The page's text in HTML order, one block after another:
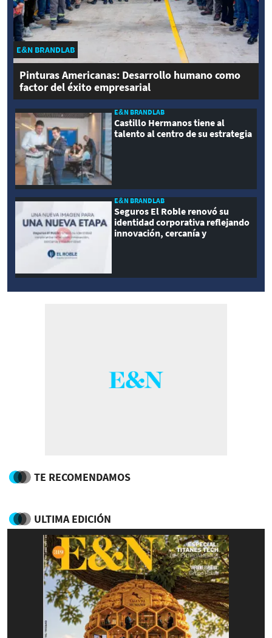
E&N BRANDLAB
Pinturas Americanas: Desarrollo humano como
factor del éxito empresarial
E&N BRANDLAB
Castillo Hermanos tiene al
talento al centro de su estrategia
E&N BRANDLAB
Seguros El Roble renovó su
identidad corporativa reflejando
innovación, cercanía y
TE RECOMENDAMOS
ULTIMA EDICIÓN